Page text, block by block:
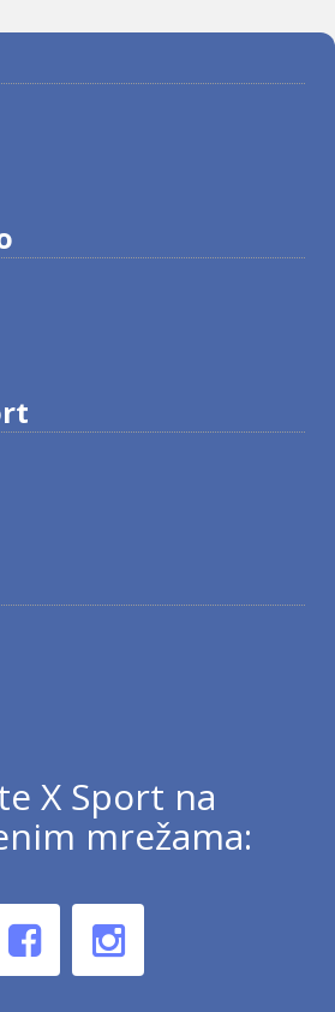
X Sport na
mrežama: